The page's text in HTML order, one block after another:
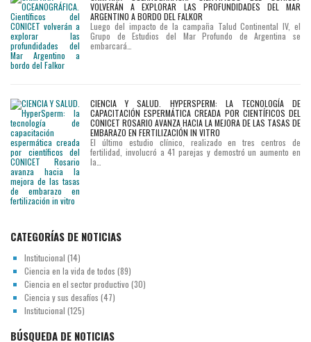
VOLVERÁN A EXPLORAR LAS PROFUNDIDADES DEL MAR
ARGENTINO A BORDO DEL FALKOR
Luego del impacto de la campaña Talud Continental IV, el
Grupo de Estudios del Mar Profundo de Argentina se
embarcará…
CIENCIA Y SALUD. HYPERSPERM: LA TECNOLOGÍA DE
CAPACITACIÓN ESPERMÁTICA CREADA POR CIENTÍFICOS DEL
CONICET ROSARIO AVANZA HACIA LA MEJORA DE LAS TASAS DE
EMBARAZO EN FERTILIZACIÓN IN VITRO
El último estudio clínico, realizado en tres centros de
fertilidad, involucró a 41 parejas y demostró un aumento en
la…
CATEGORÍAS DE NOTICIAS
Institucional (14)
Ciencia en la vida de todos (89)
Ciencia en el sector productivo (30)
Ciencia y sus desafíos (47)
Institucional (125)
BÚSQUEDA DE NOTICIAS